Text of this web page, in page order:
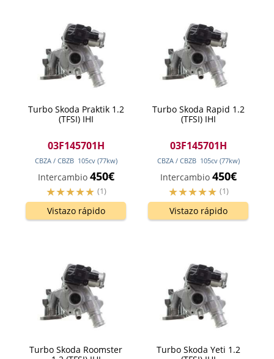
Turbo Skoda Praktik 1.2
(TFSI) IHI
03F145701H
CBZA / CBZB 105cv (77kw)
Intercambio 450€
(1)
Vistazo rápido
Turbo Skoda Rapid 1.2
(TFSI) IHI
03F145701H
CBZA / CBZB 105cv (77kw)
Intercambio 450€
(1)
Vistazo rápido
Turbo Skoda Roomster
Turbo Skoda Yeti 1.2